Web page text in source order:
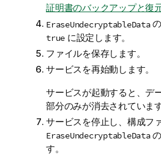
証明書のバックアップと復
EraseUndecryptableData
true に設定します。
ファイルを保存します。
サービスを再始動します。
サービスが起動すると、デ
部分のみが消去されています
サービスを停止し、構成フ
EraseUndecryptableData
す。